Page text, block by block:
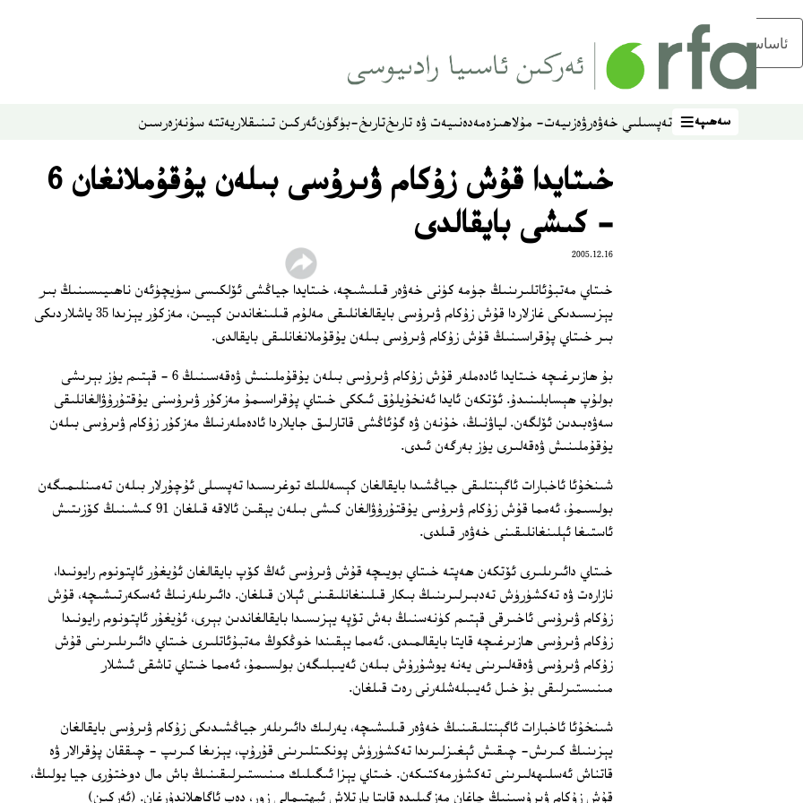
ئاساسلىق مەزمۇنغا ئاتلاڭ
سەھىپە
سەھىپە تەپسىلىي خەۋەرۋەزىيەت- مۇلاھىزەمەدەنىيەت ۋە تارىختارىخ-بۈگۈنئەركىن تىنىقلاريەتتە سۇنەزەرسىن
خىتايدا قۇش زۇكام ۋىرۇسى بىلەن يۇقۇملانغان 6
- كىشى بايقالدى
2005.12.16
خىتاي مەتبۇئاتلىرىنىڭ جۈمە كۈنى خەۋەر قىلىشىچە، خىتايدا جياڭشى ئۆلكىسى سۈيچۈئەن ناھىيىسىنىڭ بىر
يېزىسىدىكى غازلاردا قۇش زۇكام ۋىرۇسى بايقالغانلىقى مەلۇم قىلىنغاندىن كېيىن، مەزكۇر يېزىدا 35 ياشلاردىكى
بىر خىتاي پۇقراسىنىڭ قۇش زۇكام ۋىرۇسى بىلەن يۇقۇملانغانلىقى بايقالدى.
بۇ ھازىرغىچە خىتايدا ئادەملەر قۇش زۇكام ۋىرۇسى بىلەن يۇقۇملىنىش ۋەقەسىنىڭ 6 - قېتىم يۈز بېرىشى
بولۇپ ھېسابلىنىدۇ. ئۆتكەن ئايدا ئەنخۇيلۇق ئىككى خىتاي پۇقراسىمۇ مەزكۇر ۋىرۇسنى يۇقتۇرۇۋالغانلىقى
سەۋەبىدىن ئۆلگەن. لياۋنىڭ، خۇنەن ۋە گۇئاڭشى قاتارلىق جايلاردا ئادەملەرنىڭ مەزكۇر زۇكام ۋىرۇسى بىلەن
يۇقۇملىنىش ۋەقەلىرى يۈز بەرگەن ئىدى.
شىنخۇئا ئاخبارات ئاگېنتلىقى جياڭشىدا بايقالغان كېسەللىك توغرىسىدا تەپسىلى ئۇچۇرلار بىلەن تەمىنلىمىگەن
بولسىمۇ، ئەمما قۇش زۇكام ۋىرۇسى يۇقتۇرۇۋالغان كىشى بىلەن يېقىن ئالاقە قىلغان 91 كىشىنىڭ كۆزىتىش
ئاستىغا ئېلىنغانلىقىنى خەۋەر قىلدى.
خىتاي دائىرىلىرى ئۆتكەن ھەپتە خىتاي بويىچە قۇش ۋىرۇسى ئەڭ كۆپ بايقالغان ئۇيغۇر ئاپتونوم رايونىدا،
نازارەت ۋە تەكشۈرۈش تەدبىرلىرىنىڭ بىكار قىلىنغانلىقىنى ئېلان قىلغان. دائىرىلەرنىڭ ئەسكەرتىشىچە، قۇش
زۇكام ۋىرۇسى ئاخىرقى قېتىم كۈنەسنىڭ بەش تۆپە يېزىسىدا بايقالغاندىن بېرى، ئۇيغۇر ئاپتونوم رايونىدا
زۇكام ۋىرۇسى ھازىرغىچە قايتا بايقالمىدى. ئەمما يېقىندا خوڭكوڭ مەتبۇئاتلىرى خىتاي دائىرىلىرىنى قۇش
زۇكام ۋىرۇسى ۋەقەلىرىنى يەنە يوشۇرۇش بىلەن ئەيىبلىگەن بولسىمۇ، ئەمما خىتاي تاشقى ئىشلار
مىنىستىرلىقى بۇ خىل ئەيىبلەشلەرنى رەت قىلغان.
شىنخۇئا ئاخبارات ئاگېنتلىقىنىڭ خەۋەر قىلىشىچە، يەرلىك دائىرىلەر جياڭشىدىكى زۇكام ۋىرۇسى بايقالغان
يېزىنىڭ كىرىش‏- چىقىش ئېغىزلىرىدا تەكشۈرۈش پونكىتلىرىنى قۇرۇپ، يېزىغا كىرىپ - چىققان پۇقرالار ۋە
قاتناش ئەسلىھەلىرىنى تەكشۈرمەكتىكەن. خىتاي يېزا ئىگىلىك مىنىستىرلىقىنىڭ باش مال دوختۇرى جيا يولىڭ،
قۇش زۇكام ۋىرۇسىنىڭ چاغان مەزگىلىدە قايتا پارتلاش ئېھتىمالى زور، دەپ ئاگاھلاندۇرغان. (ئەركىن)